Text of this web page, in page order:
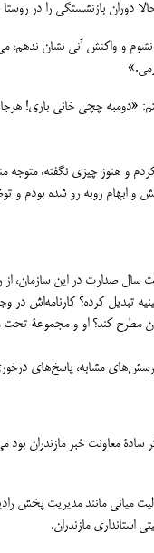
دوران بازنشستگی را در
و واکنش آنی نشان ندهم،
چچی خانی باری! هرجا
و هنوز چیزی نگفته، متوجه
ابهام روبه رو شده بودم و
صدارت در این سازمان، از
تبدیل کرده؟ کارنامه‌اش در
مطرح کند؟ او و مجموعۀ
مشابه، پاسخ‌های
سادۀ معاونت خبر مازندران
میانی مانند مدیریت پخش
استانداری مازندران.